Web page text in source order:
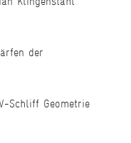
der
Schliff Geometrie